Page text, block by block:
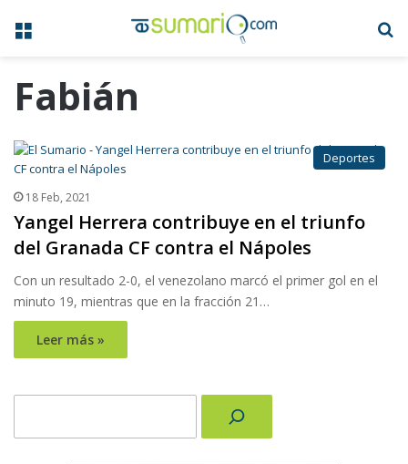
Menú
Fabián
Deportes
18 Feb, 2021
Yangel Herrera contribuye en el triunfo
del Granada CF contra el Nápoles
Con un resultado 2-0, el venezolano marcó el primer gol en el
minuto 19, mientras que en la fracción 21…
Leer más »